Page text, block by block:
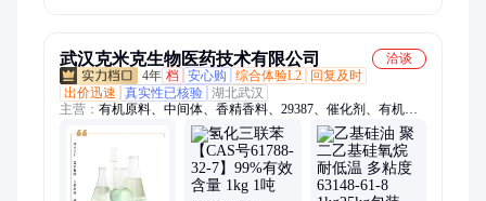
武汉克米克生物医药技术有限公司
洽谈
4年 档 安心购 综合体验L2
回复及时
出价迅速
真实性已核验 湖北武汉
主营： 有机原料、中间体、香精香料、29387、催化剂、有机
硅、表面活性剂